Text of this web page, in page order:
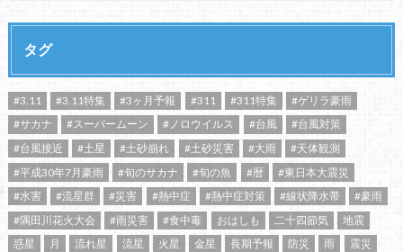
タグ
#3.11 #3.11特集 #3ヶ月予報 #311 #311特集
#ゲリラ豪雨
#サカナ
#スーパームーン #ノロウイルス #台風
#台風対策
#台風接近
#土星 #土砂崩れ #土砂災害 #大雨
#天体観測
#平成30年7月豪雨
#旬のサカナ #旬の魚 #暦
#東日本大震災
#水害
#流星群 #災害 #熱中症 #熱中症対策 #線状降水帯
#豪雨
#隅田川花火大会
#雨災害 #食中毒 おはしも 二十四節気
地震
惑星
月 流れ星 流星 火星 金星 長期予報 防災 雨 震災